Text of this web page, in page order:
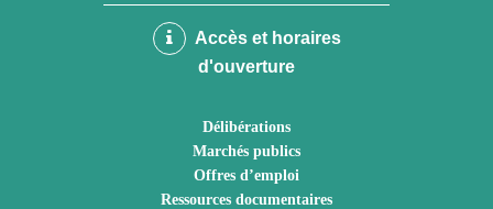
Accès et horaires
d'ouverture
Délibérations
Marchés publics
Offres d’emploi
Ressources documentaires